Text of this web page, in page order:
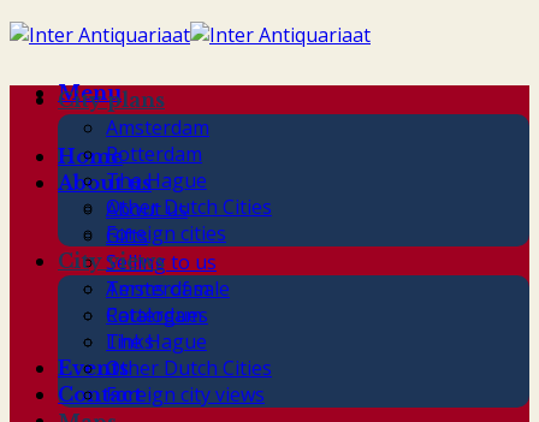
Skip
to
Menu
Home
About us
About us
Gifts
Selling to us
Terms of sale
Catalogues
Links
Events
Contact
City plans
Amsterdam
Rotterdam
The Hague
Other Dutch Cities
Foreign cities
City views
Amsterdam
Rotterdam
The Hague
Other Dutch Cities
Foreign city views